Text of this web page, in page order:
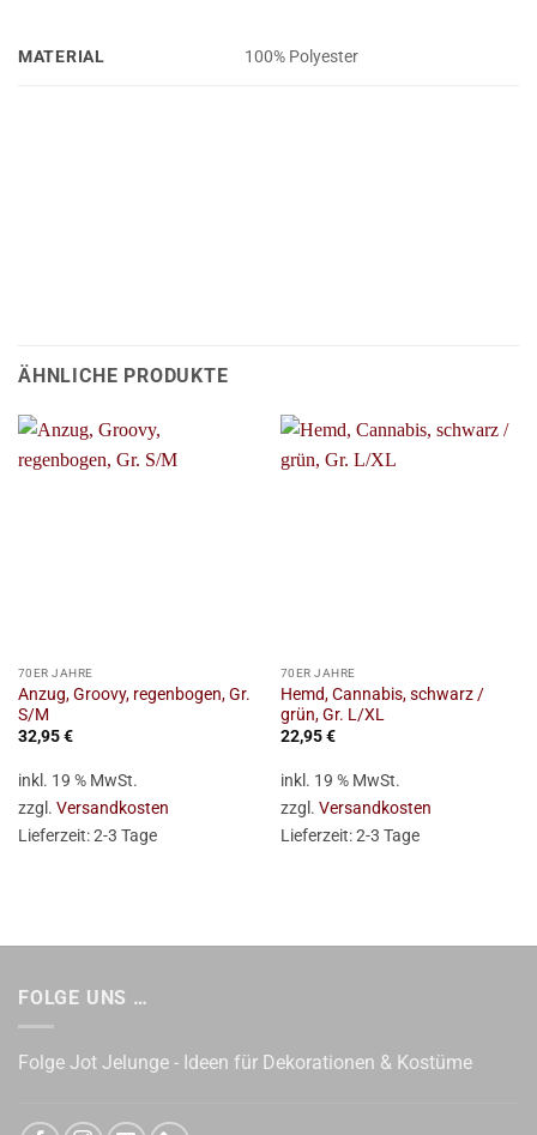
MATERIAL 100% Polyester
ÄHNLICHE PRODUKTE
70ER JAHRE
Anzug, Groovy, regenbogen, Gr.
S/M
32,95€
inkl. 19 % MwSt.
zzgl. Versandkosten
Lieferzeit:2-3 Tage
70ER JAHRE
Hemd, Cannabis, schwarz /
grün, Gr. L/XL
22,95€
inkl. 19 % MwSt.
zzgl. Versandkosten
Lieferzeit:2-3 Tage
FOLGE UNS …
Folge Jot Jelunge - Ideen für Dekorationen & Kostüme